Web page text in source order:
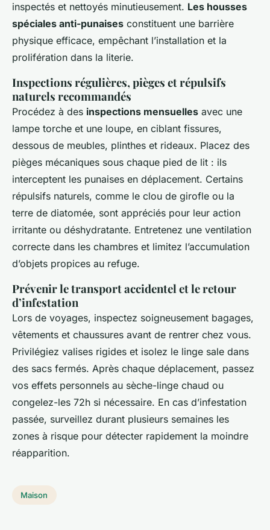
inspectés et nettoyés minutieusement. Les housses
spéciales anti-punaises constituent une barrière
physique efficace, empêchant l’installation et la
prolifération dans la literie.
Inspections régulières, pièges et répulsifs
naturels recommandés
Procédez à des inspections mensuelles avec une
lampe torche et une loupe, en ciblant fissures,
dessous de meubles, plinthes et rideaux. Placez des
pièges mécaniques sous chaque pied de lit : ils
interceptent les punaises en déplacement. Certains
répulsifs naturels, comme le clou de girofle ou la
terre de diatomée, sont appréciés pour leur action
irritante ou déshydratante. Entretenez une ventilation
correcte dans les chambres et limitez l’accumulation
d’objets propices au refuge.
Prévenir le transport accidentel et le retour
d’infestation
Lors de voyages, inspectez soigneusement bagages,
vêtements et chaussures avant de rentrer chez vous.
Privilégiez valises rigides et isolez le linge sale dans
des sacs fermés. Après chaque déplacement, passez
vos effets personnels au sèche-linge chaud ou
congelez-les 72h si nécessaire. En cas d’infestation
passée, surveillez durant plusieurs semaines les
zones à risque pour détecter rapidement la moindre
réapparition.
Maison